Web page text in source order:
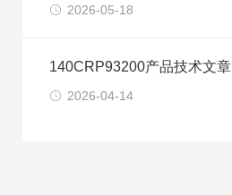
2026-05-18
140CRP93200产品技术文章
2026-04-14